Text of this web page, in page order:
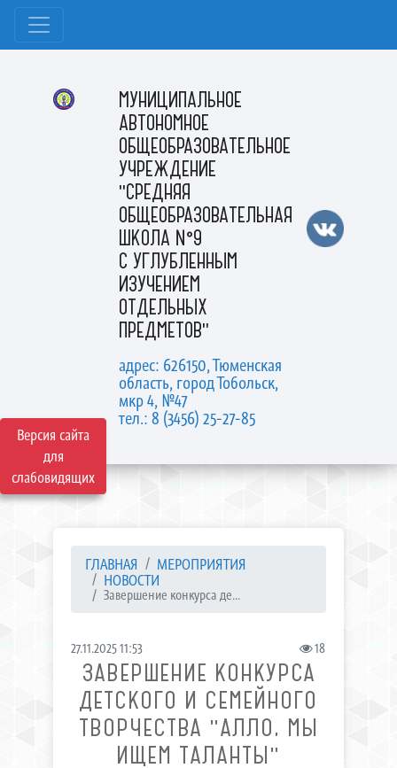
Версия сайта
для
слабовидящих
МУНИЦИПАЛЬНОЕ
АВТОНОМНОЕ
ОБЩЕОБРАЗОВАТЕЛЬНОЕ
УЧРЕЖДЕНИЕ
"СРЕДНЯЯ
ОБЩЕОБРАЗОВАТЕЛЬНАЯ
ШКОЛА №9
С УГЛУБЛЕННЫМ
ИЗУЧЕНИЕМ
ОТДЕЛЬНЫХ
ПРЕДМЕТОВ"
адрес: 626150, Тюменская
область, город Тобольск,
мкр 4, №47
тел.: 8 (3456) 25-27-85
ГЛАВНАЯ
МЕРОПРИЯТИЯ
НОВОСТИ
Завершение конкурса де...
27.11.2025 11:53 18
ЗАВЕРШЕНИЕ КОНКУРСА
ДЕТСКОГО И СЕМЕЙНОГО
ТВОРЧЕСТВА "АЛЛО, МЫ
ИЩЕМ ТАЛАНТЫ"